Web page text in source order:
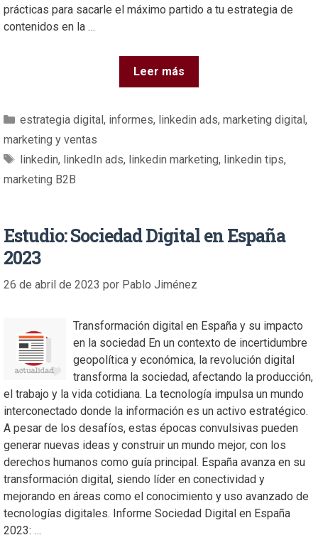
prácticas para sacarle el máximo partido a tu estrategia de
contenidos en la …
Leer más
estrategia digital, informes, linkedin ads, marketing digital,
marketing y ventas
linkedin, linkedIn ads, linkedin marketing, linkedin tips,
marketing B2B
Estudio: Sociedad Digital en España
2023
26 de abril de 2023 por Pablo Jiménez
Transformación digital en España y su impacto
en la sociedad En un contexto de incertidumbre
geopolítica y económica, la revolución digital
transforma la sociedad, afectando la producción,
el trabajo y la vida cotidiana. La tecnología impulsa un mundo
interconectado donde la información es un activo estratégico.
A pesar de los desafíos, estas épocas convulsivas pueden
generar nuevas ideas y construir un mundo mejor, con los
derechos humanos como guía principal. España avanza en su
transformación digital, siendo líder en conectividad y
mejorando en áreas como el conocimiento y uso avanzado de
tecnologías digitales. Informe Sociedad Digital en España
2023: …